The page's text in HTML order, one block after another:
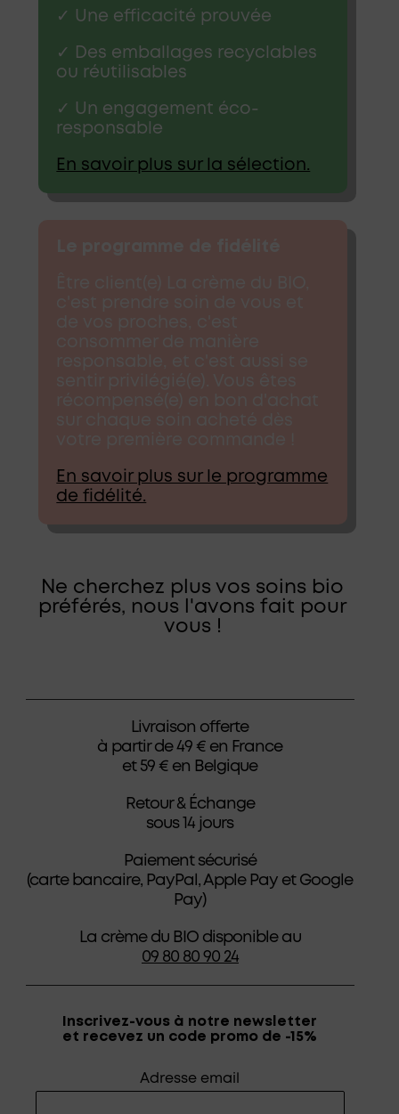
✓ Une efficacité prouvée
✓ Des emballages recyclables
ou réutilisables
✓ Un engagement éco-
responsable
En savoir plus sur la sélection.
En savoir plus sur le programme
de fidélité.
Ne cherchez plus vos soins bio
préférés, nous l'avons fait pour
vous !
Livraison offerte
à partir de 49 € en France
et 59 € en Belgique
Retour & Échange
sous 14 jours
Paiement sécurisé
(carte bancaire, PayPal, Apple Pay et Google
Pay)
La crème du BIO disponible au
09 80 80 90 24
Inscrivez-vous à notre newsletter
et recevez un code promo de -15%
Adresse email